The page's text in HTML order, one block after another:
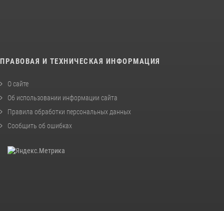
ПРАВОВАЯ И ТЕХНИЧЕСКАЯ ИНФОРМАЦИЯ
О сайте
Об использовании информации сайта
Правила обработки персональных данных
Сообщить об ошибках